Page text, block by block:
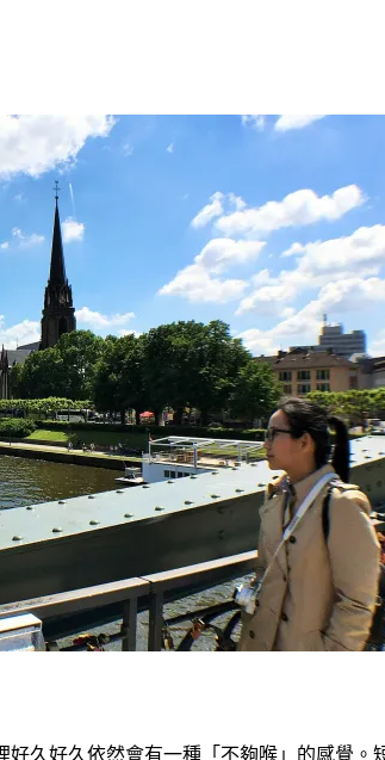
久好久依然會有一種「不夠喉」的感覺